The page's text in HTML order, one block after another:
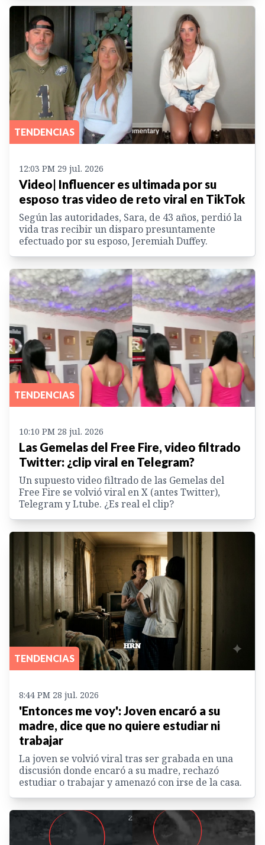
TENDENCIAS
12:03 PM 29 jul. 2026
Video| Influencer es ultimada por su
esposo tras video de reto viral en TikTok
Según las autoridades, Sara, de 43 años, perdió la
vida tras recibir un disparo presuntamente
efectuado por su esposo, Jeremiah Duffey.
TENDENCIAS
10:10 PM 28 jul. 2026
Las Gemelas del Free Fire, video filtrado
Twitter: ¿clip viral en Telegram?
Un supuesto video filtrado de las Gemelas del
Free Fire se volvió viral en X (antes Twitter),
Telegram y Ltube. ¿Es real el clip?
TENDENCIAS
8:44 PM 28 jul. 2026
'Entonces me voy': Joven encaró a su
madre, dice que no quiere estudiar ni
trabajar
La joven se volvió viral tras ser grabada en una
discusión donde encaró a su madre, rechazó
estudiar o trabajar y amenazó con irse de la casa.